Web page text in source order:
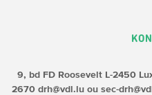
9, bd FD RooseveltL-2450
2670drh@vdl.lu ou sec-